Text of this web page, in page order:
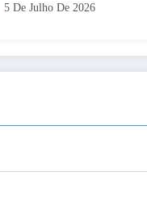
5 De Julho De 2026